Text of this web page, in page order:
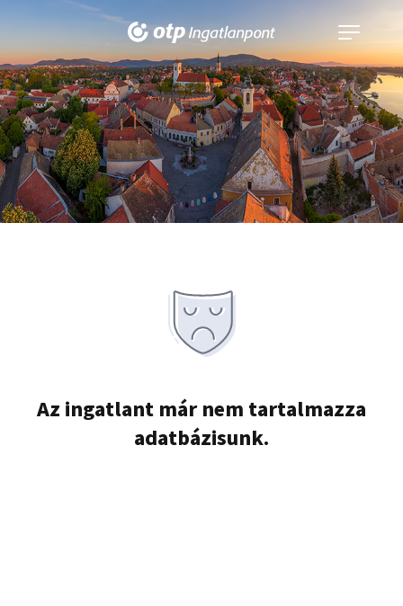
Navigáció
kinyitása
Az ingatlant már nem tartalmazza
adatbázisunk.